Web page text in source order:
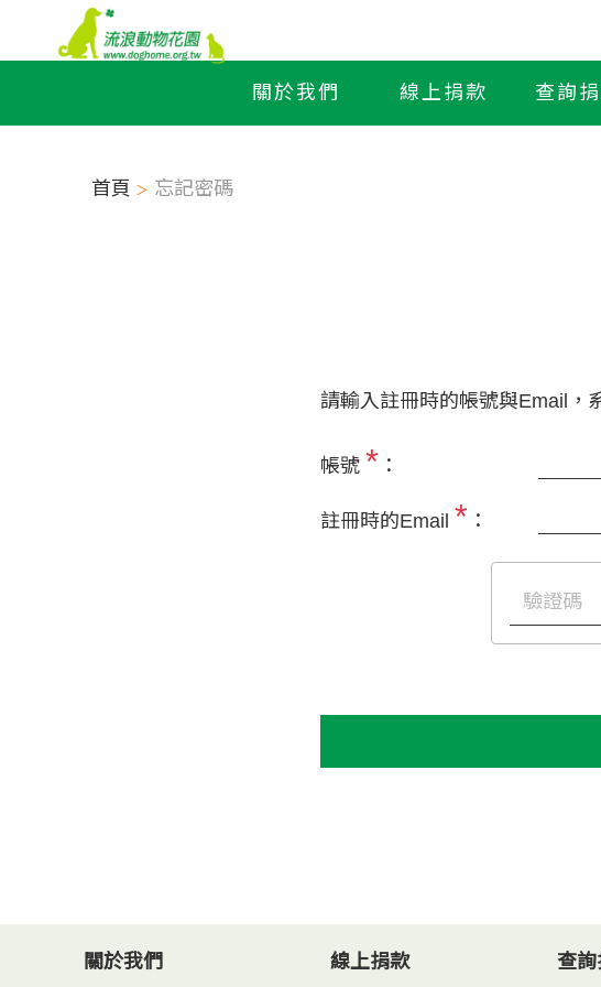
關於我們 線上捐款 查詢
首頁 忘記密碼
請輸入註冊時的帳號與Email，
帳號 * ：
註冊時的Email * ：
關於我們 線上捐款 查詢